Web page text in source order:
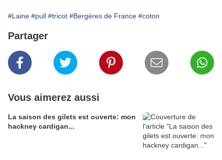
#Laine #pull #tricot #Bergères de France #coton
Partager
Vous aimerez aussi
La saison des gilets est ouverte: mon
hackney cardigan...